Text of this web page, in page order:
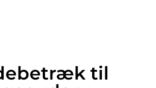
til